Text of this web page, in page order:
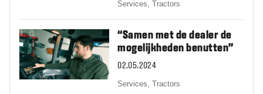
Services,Tractors
“Samen met de dealer de
mogelijkheden benutten”
02.05.2024
Services,Tractors